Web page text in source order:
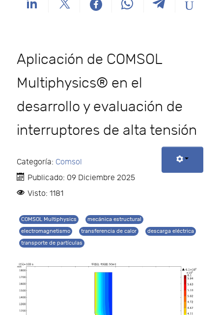
Aplicación de COMSOL
Multiphysics® en el
desarrollo y evaluación de
interruptores de alta tensión
Categoría: Comsol
Publicado: 09 Diciembre 2025
Visto: 1181
COMSOL Multiphysics
mecánica estructural
electromagnetismo
transferencia de calor
descarga eléctrica
transporte de partículas